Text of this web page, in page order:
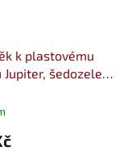
k plastovému
šedozelený,